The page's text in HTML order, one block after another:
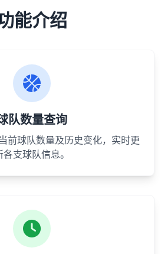
能介绍
队数量查询
前球队数量及历史变化，实时更
各支球队信息。